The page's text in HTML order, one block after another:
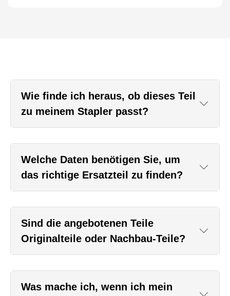
Wie finde ich heraus, ob dieses Teil
zu meinem Stapler passt?
Welche Daten benötigen Sie, um
das richtige Ersatzteil zu finden?
Sind die angebotenen Teile
Originalteile oder Nachbau-Teile?
Was mache ich, wenn ich mein